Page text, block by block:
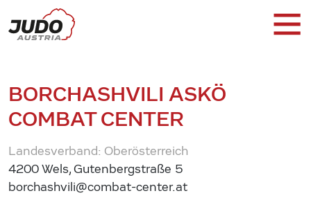
BORCHASHVILI ASKÖ
COMBAT CENTER
Landesverband: Oberösterreich
4200 Wels, Gutenbergstraße 5
borchashvili@combat-center.at